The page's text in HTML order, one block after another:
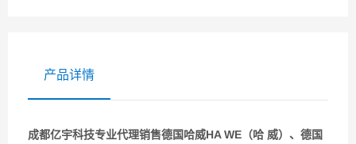
产品详情
成都亿宇科技专业代理销售德国哈威HA WE（哈 威）、德国